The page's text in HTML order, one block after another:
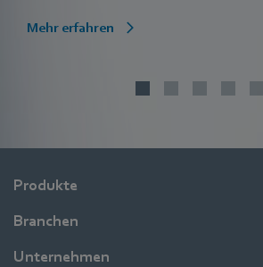
Mehr erfahren
Produkte
Branchen
Unternehmen